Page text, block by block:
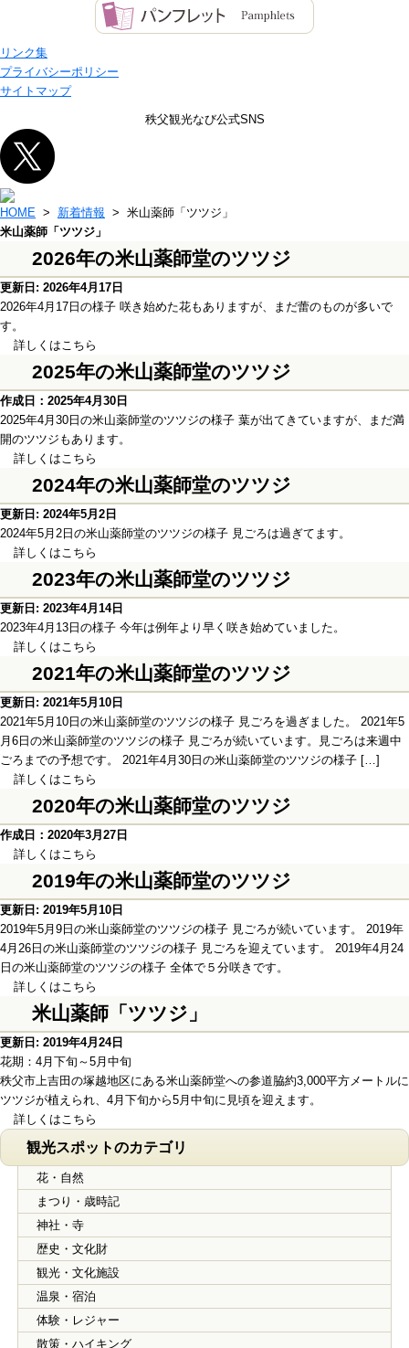
リンク集
プライバシーポリシー
サイトマップ
秩父観光なび公式SNS
HOME > 新着情報 > 米山薬師「ツツジ」
米山薬師「ツツジ」
2026年の米山薬師堂のツツジ
更新日: 2026年4月17日
2026年4月17日の様子 咲き始めた花もありますが、まだ蕾のものが多いで
す。
詳しくはこちら
2025年の米山薬師堂のツツジ
作成日：2025年4月30日
2025年4月30日の米山薬師堂のツツジの様子 葉が出てきていますが、まだ満
開のツツジもあります。
詳しくはこちら
2024年の米山薬師堂のツツジ
更新日: 2024年5月2日
2024年5月2日の米山薬師堂のツツジの様子 見ごろは過ぎてます。
詳しくはこちら
2023年の米山薬師堂のツツジ
更新日: 2023年4月14日
2023年4月13日の様子 今年は例年より早く咲き始めていました。
詳しくはこちら
2021年の米山薬師堂のツツジ
更新日: 2021年5月10日
2021年5月10日の米山薬師堂のツツジの様子 見ごろを過ぎました。 2021年5
月6日の米山薬師堂のツツジの様子 見ごろが続いています。見ごろは来週中
ごろまでの予想です。 2021年4月30日の米山薬師堂のツツジの様子 […]
詳しくはこちら
2020年の米山薬師堂のツツジ
作成日：2020年3月27日
詳しくはこちら
2019年の米山薬師堂のツツジ
更新日: 2019年5月10日
2019年5月9日の米山薬師堂のツツジの様子 見ごろが続いています。 2019年
4月26日の米山薬師堂のツツジの様子 見ごろを迎えています。 2019年4月24
日の米山薬師堂のツツジの様子 全体で５分咲きです。
詳しくはこちら
米山薬師「ツツジ」
更新日: 2019年4月24日
花期：4月下旬～5月中旬
秩父市上吉田の塚越地区にある米山薬師堂への参道脇約3,000平方メートルに
ツツジが植えられ、4月下旬から5月中旬に見頃を迎えます。
詳しくはこちら
観光スポットのカテゴリ
花・自然
まつり・歳時記
神社・寺
歴史・文化財
観光・文化施設
温泉・宿泊
体験・レジャー
散策・ハイキング